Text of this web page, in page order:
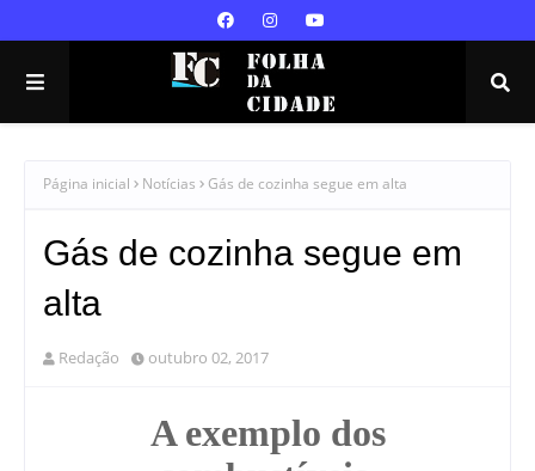
Página inicial Notícias Gás de cozinha segue em alta
Gás de cozinha segue em
alta
Redação outubro 02, 2017
A exemplo dos